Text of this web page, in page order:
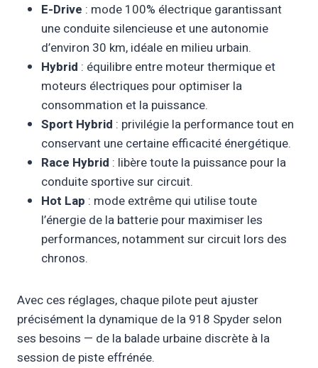
E-Drive : mode 100% électrique garantissant
une conduite silencieuse et une autonomie
d’environ 30 km, idéale en milieu urbain.
Hybrid : équilibre entre moteur thermique et
moteurs électriques pour optimiser la
consommation et la puissance.
Sport Hybrid : privilégie la performance tout en
conservant une certaine efficacité énergétique.
Race Hybrid : libère toute la puissance pour la
conduite sportive sur circuit.
Hot Lap : mode extrême qui utilise toute
l’énergie de la batterie pour maximiser les
performances, notamment sur circuit lors des
chronos.
Avec ces réglages, chaque pilote peut ajuster
précisément la dynamique de la 918 Spyder selon
ses besoins — de la balade urbaine discrète à la
session de piste effrénée.